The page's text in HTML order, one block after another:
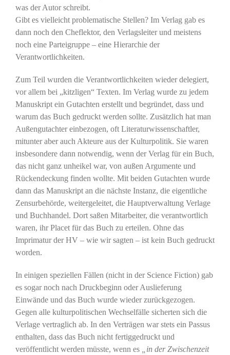
was der Autor schreibt.
Gibt es vielleicht problematische Stellen? Im Verlag gab es
dann noch den Cheflektor, den Verlagsleiter und meistens
noch eine Parteigruppe – eine Hierarchie der
Verantwortlichkeiten.
Zum Teil wurden die Verantwortlichkeiten wieder delegiert,
vor allem bei „kitzligen“ Texten. Im Verlag wurde zu jedem
Manuskript ein Gutachten erstellt und begründet, dass und
warum das Buch gedruckt werden sollte. Zusätzlich hat man
Außengutachter einbezogen, oft Literaturwissenschaftler,
mitunter aber auch Akteure aus der Kulturpolitik. Sie waren
insbesondere dann notwendig, wenn der Verlag für ein Buch,
das nicht ganz unheikel war, von außen Argumente und
Rückendeckung finden wollte. Mit beiden Gutachten wurde
dann das Manuskript an die nächste Instanz, die eigentliche
Zensurbehörde, weitergeleitet, die Hauptverwaltung Verlage
und Buchhandel. Dort saßen Mitarbeiter, die verantwortlich
waren, ihr Placet für das Buch zu erteilen. Ohne das
Imprimatur der HV – wie wir sagten – ist kein Buch gedruckt
worden.
In einigen speziellen Fällen (nicht in der Science Fiction) gab
es sogar noch nach Druckbeginn oder Auslieferung
Einwände und das Buch wurde wieder zurückgezogen.
Gegen alle kulturpolitischen Wechselfälle sicherten sich die
Verlage vertraglich ab. In den Verträgen war stets ein Passus
enthalten, dass das Buch nicht fertiggedruckt und
veröffentlicht werden müsste, wenn es
„in der Zwischenzeit